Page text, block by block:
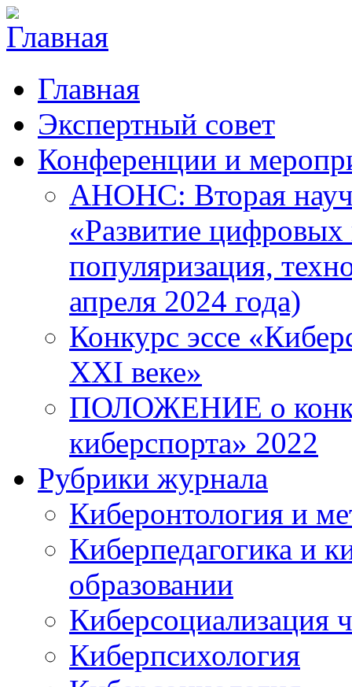
Главная
Экспертный совет
Конференции и
АНОНС: Вторая
«Развитие цифровых
популяризация,
апреля 2024 года)
Конкурс эссе
XXI веке»
ПОЛОЖЕНИЕ о
киберспорта» 2022
Рубрики журнала
Киберонтология и
Киберпедагогика и
образовании
Киберсоциализация
Киберпсихология